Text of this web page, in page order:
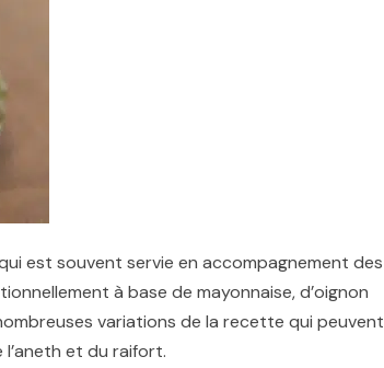
est souvent servie en accompagnement des
à base de mayonnaise, d’oignon
variations de la recette qui peuvent
et du raifort.